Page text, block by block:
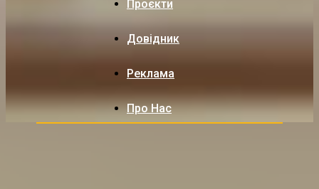
Проєкти
Довідник
Реклама
Про Нас